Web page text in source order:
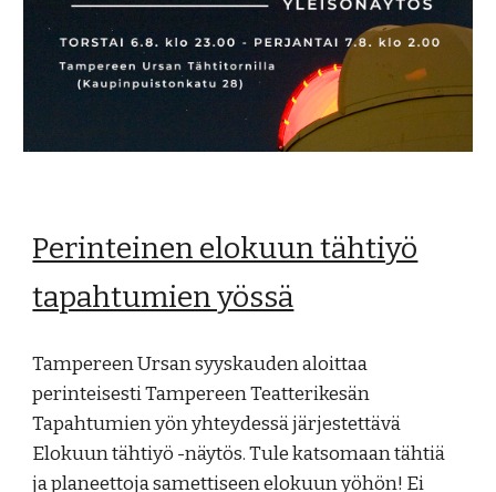
Perinteinen elokuun tähtiyö
tapahtumien yössä
Tampereen Ursan syyskauden aloittaa
perinteisesti Tampereen Teatterikesän
Tapahtumien yön yhteydessä järjestettävä
Elokuun tähtiyö -näytös. Tule katsomaan tähtiä
ja planeettoja samettiseen elokuun yöhön! Ei